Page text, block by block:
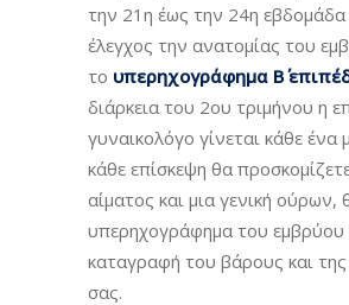
την 21η έως την 24η εβδομάδα
έλεγχος την ανατομίας του
το υπερηχογράφημα Β΄
διάρκεια του 2ου τριμήνου η
γυναικολόγο γίνεται κάθε ένα
κάθε επίσκεψη θα
αίματος και μια γενική ούρων,
υπερηχογράφημα του εμβρύου
καταγραφή του βάρους και της
σας.